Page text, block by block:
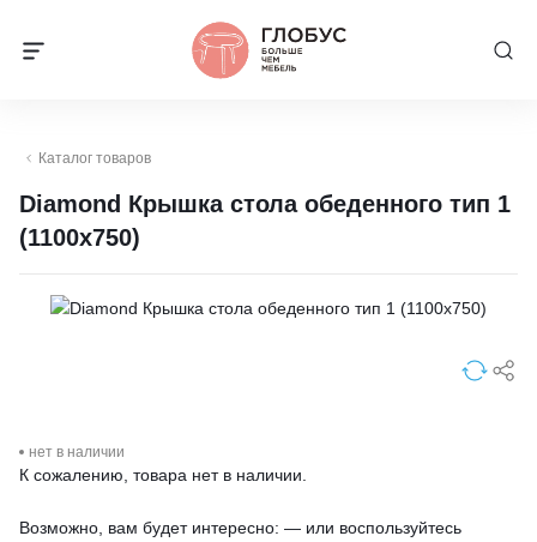
Каталог товаров
Diamond Крышка стола обеденного тип 1
(1100х750)
нет в наличии
К сожалению, товара нет в наличии.
Возможно, вам будет интересно: — или воспользуйтесь